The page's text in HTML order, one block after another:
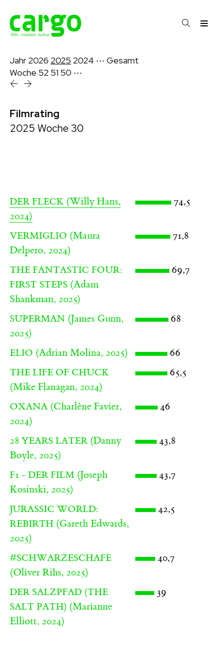
Jahr 2026 2025 2024 ⋯ Gesamt
Woche 52 51 50 ⋯
Filmrating
2025 Woche 30
DER FLECK (Willy Hans,
2024)
74,5
VERMIGLIO (Maura
Delpero, 2024)
71,8
THE FANTASTIC FOUR:
FIRST STEPS (Adam
Shankman, 2025)
69,7
SUPERMAN (James Gunn,
2025)
68
ELIO (Adrian Molina, 2025) 66
THE LIFE OF CHUCK
(Mike Flanagan, 2024)
65,5
OXANA (Charlène Favier,
2024)
46
28 YEARS LATER (Danny
Boyle, 2025)
43,8
F1 - DER FILM (Joseph
Kosinski, 2025)
43,7
JURASSIC WORLD:
REBIRTH (Gareth Edwards,
2025)
42,5
#SCHWARZESCHAFE
(Oliver Rihs, 2025)
40,7
DER SALZPFAD (THE
SALT PATH) (Marianne
Elliott, 2024)
39